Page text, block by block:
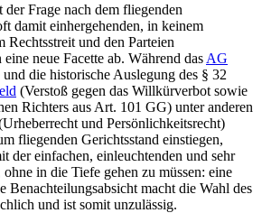
Frage nach dem fliegenden
damit einhergehenden, in keinem
Rechtsstreit und den Parteien
neue Facette ab. Während das AG
die historische Auslegung des § 32
(Verstoß gegen das Willkürverbot sowie
Richters aus Art. 101 GG) unter anderen
und Persönlichkeitsrecht)
fliegenden Gerichtsstand einstiegen,
der einfachen, einleuchtenden und sehr
in die Tiefe gehen zu müssen: eine
Benachteilungsabsicht macht die Wahl des
und ist somit unzulässig.